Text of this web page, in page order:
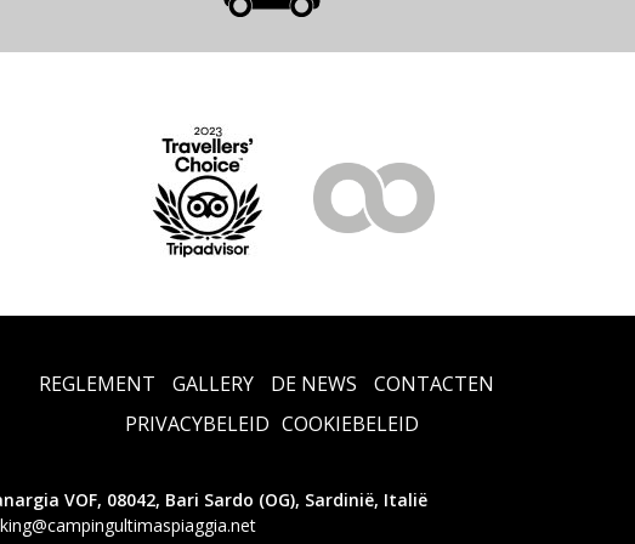
REGLEMENT GALLERY DE NEWS
CONTACTEN
PRIVACYBELEID COOKIEBELEID
VOF, 08042, Bari Sardo (OG), Sardinië, Italië